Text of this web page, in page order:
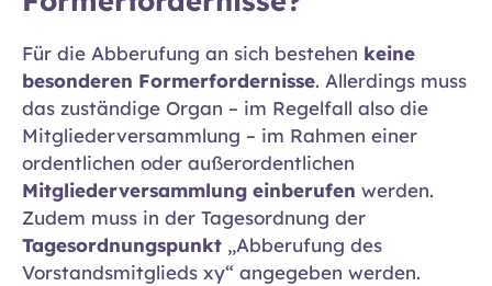
Für die Abberufung an sich bestehen keine
besonderen Formerfordernisse. Allerdings muss
das zuständige Organ – im Regelfall also die
Mitgliederversammlung – im Rahmen einer
ordentlichen oder außerordentlichen
Mitgliederversammlung einberufen werden.
Zudem muss in der Tagesordnung der
Tagesordnungspunkt „Abberufung des
Vorstandsmitglieds xy“ angegeben werden.